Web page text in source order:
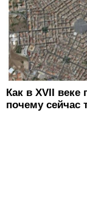
Как в XVII
почему сейчас